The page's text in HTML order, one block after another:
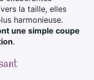
la taille, elles
harmonieuse.
une simple coupe
.